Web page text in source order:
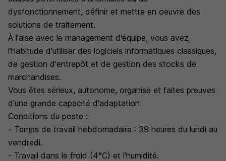
dysfonctionnement, définir et mettre en oeuvre des
solutions de traitement.
À l'aise avec le management d'équipe, vous avez
l'habitude d'utiliser des logiciels informatiques classiques,
de gestion d'entrepôt et de gestion des stocks de
marchandises.
Vous êtes sérieux, autonome, organisé et faites preuves
d'une grande capacité d'adaptation.
Conditions du poste :
- Temps de travail hebdomadaire : 39 heures du lundi au
vendredi.
- Travail dans le froid (4°C) et l'humidité.